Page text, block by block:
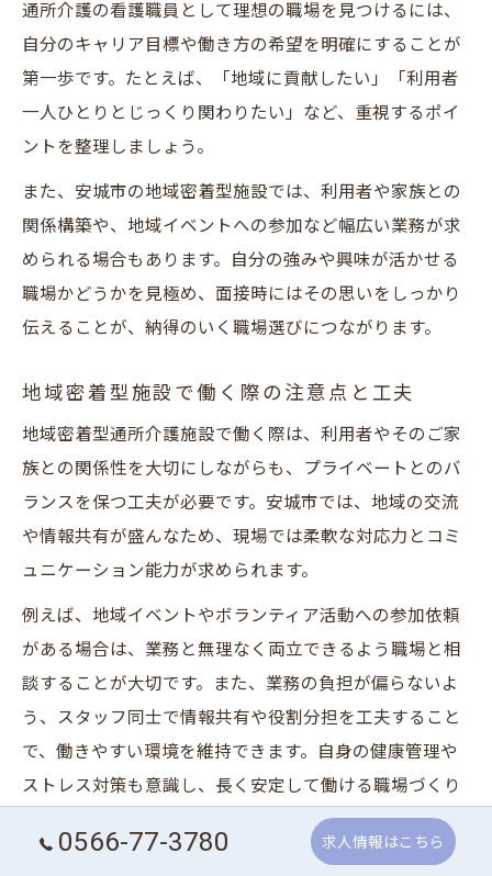
通所介護の看護職員として理想の職場を見つけるには、
自分のキャリア目標や働き方の希望を明確にすることが
第一歩です。たとえば、「地域に貢献したい」「利用者
一人ひとりとじっくり関わりたい」など、重視するポイ
ントを整理しましょう。
また、安城市の地域密着型施設では、利用者や家族との
関係構築や、地域イベントへの参加など幅広い業務が求
められる場合もあります。自分の強みや興味が活かせる
職場かどうかを見極め、面接時にはその思いをしっかり
伝えることが、納得のいく職場選びにつながります。
地域密着型施設で働く際の注意点と工夫
地域密着型通所介護施設で働く際は、利用者やそのご家
族との関係性を大切にしながらも、プライベートとのバ
ランスを保つ工夫が必要です。安城市では、地域の交流
や情報共有が盛んなため、現場では柔軟な対応力とコミ
ュニケーション能力が求められます。
例えば、地域イベントやボランティア活動への参加依頼
がある場合は、業務と無理なく両立できるよう職場と相
談することが大切です。また、業務の負担が偏らないよ
う、スタッフ同士で情報共有や役割分担を工夫すること
で、働きやすい環境を維持できます。自身の健康管理や
ストレス対策も意識し、長く安定して働ける職場づくり
0566-77-3780 求人情報はこちら